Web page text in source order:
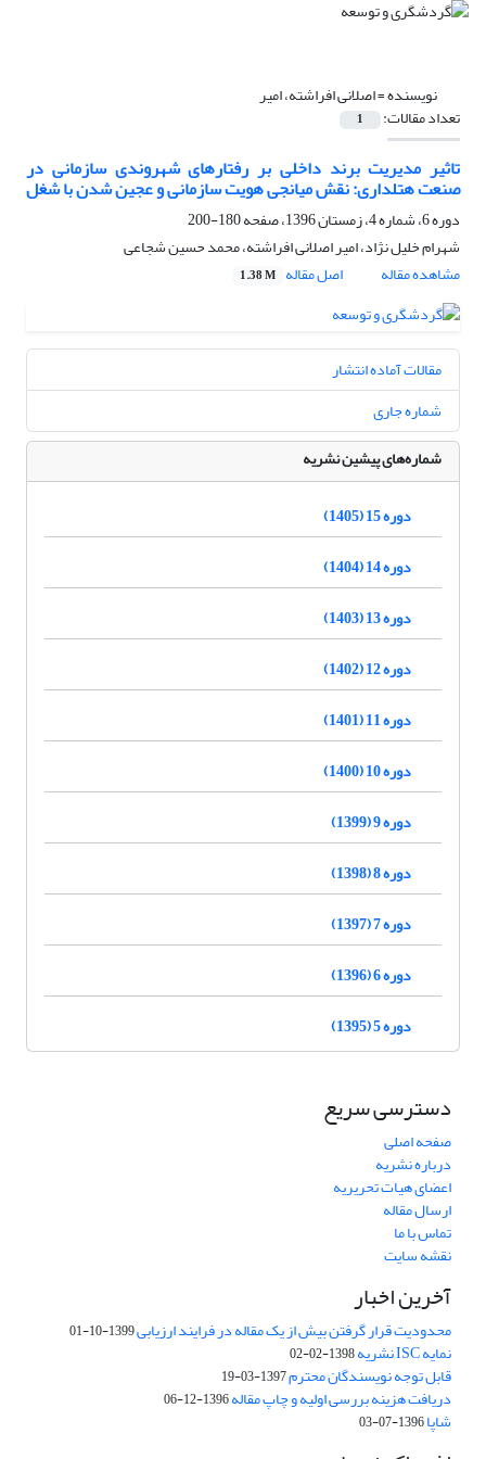
نویسنده =اصلانی افراشته، امیر
تعداد مقالات: 1
تاثیر مدیریت برند داخلی بر رفتارهای شهروندی سازمانی در
صنعت هتلداری: نقش میانجی هویت سازمانی و عجین شدن با شغل
دوره 6، شماره 4، زمستان 1396، صفحه
180-200
شهرام خلیل نژاد، امیر اصلانی افراشته، محمد حسین شجاعی
مشاهده مقاله
اصل مقاله 1.38 M
مقالات آماده انتشار
شماره جاری
شماره‌های پیشین نشریه
دوره 15 (1405)
دوره 14 (1404)
دوره 13 (1403)
دوره 12 (1402)
دوره 11 (1401)
دوره 10 (1400)
دوره 9 (1399)
دوره 8 (1398)
دوره 7 (1397)
دوره 6 (1396)
دوره 5 (1395)
دسترسی سریع
صفحه اصلی
درباره نشریه
اعضای هیات تحریریه
ارسال مقاله
تماس با ما
نقشه سایت
آخرین اخبار
محدودیت قرار گرفتن بیش از یک مقاله در فرایند ارزیابی1399-10-01
نمایه ISC نشریه 1398-02-02
قابل توجه نویسندگان محترم1397-03-19
دریافت هزینه بررسی اولیه و چاپ مقاله1396-12-06
شاپا1396-07-03